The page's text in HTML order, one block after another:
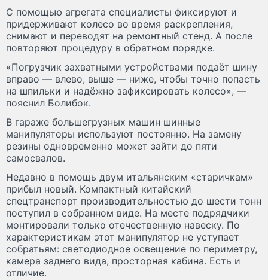
С помощью агрегата специалисты фиксируют и
придерживают колесо во время раскрепления,
снимают и переводят на ремонтный стенд. А после
повторяют процедуру в обратном порядке.
«Погрузчик захватными устройствами подаёт шину
вправо — влево, выше — ниже, чтобы точно попасть
на шпильки и надёжно зафиксировать колесо», —
пояснил Болибок.
В гараже большегрузных машин шинные
манипуляторы используют постоянно. На замену
резины одновременно может зайти до пяти
самосвалов.
Недавно в помощь двум итальянским «старичкам»
прибыл новый. Компактный китайский
спецтранспорт производительностью до шести тонн
поступил в собранном виде. На месте подрядчики
монтировали только отечественную навеску. По
характеристикам этот манипулятор не уступает
собратьям: светодиодное освещение по периметру,
камера заднего вида, просторная кабина. Есть и
отличие.